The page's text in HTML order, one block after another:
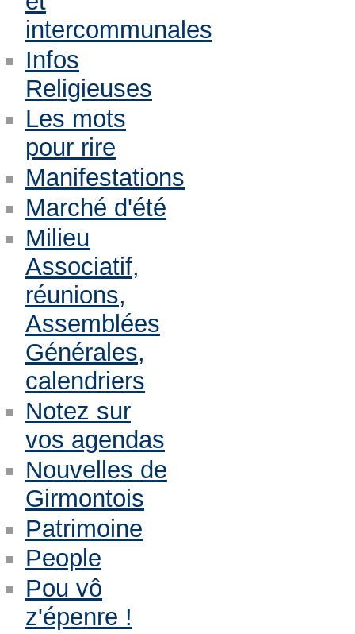
intercommunales
Infos
Religieuses
Les mots
pour rire
Manifestations
Marché d'été
Milieu
Associatif,
réunions,
Assemblées
Générales,
calendriers
Notez sur
vos agendas
Nouvelles de
Girmontois
Patrimoine
People
Pou vô
z'épenre !